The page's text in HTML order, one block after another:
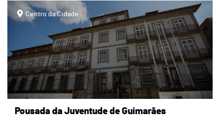
page
Centro da Cidade
Pousada da Juventude de Guimarães